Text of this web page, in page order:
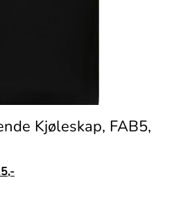
Kjøleskap, FAB5,